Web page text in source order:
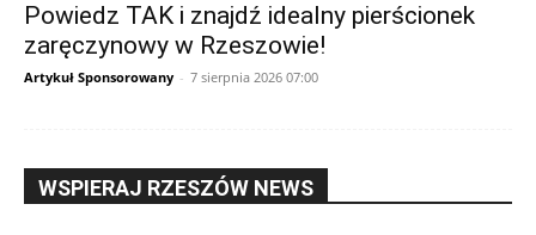
Powiedz TAK i znajdź idealny pierścionek
zaręczynowy w Rzeszowie!
Artykuł Sponsorowany - 7 sierpnia 2026 07:00
WSPIERAJ RZESZÓW NEWS